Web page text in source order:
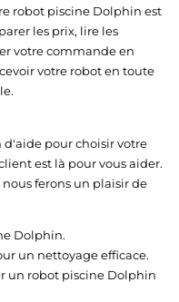
robot piscine Dolphin est
les prix, lire les
votre commande en
votre robot en toute
d'aide pour choisir votre
est là pour vous aider.
ferons un plaisir de
Dolphin.
un nettoyage efficace.
un robot piscine Dolphin